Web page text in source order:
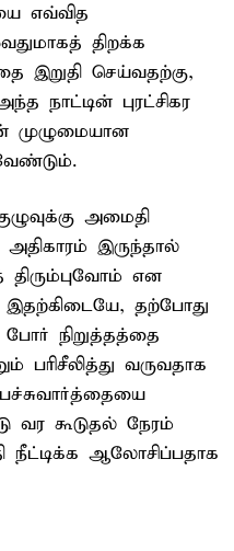
எவ்வித
திறக்க
இறுதி செய்வதற்கு,
நாட்டின் புரட்சிகர
முழுமையான
அமைதி
இருந்தால்
திரும்புவோம் என
இதற்கிடையே, தற்போது
நிறுத்தத்தை
பரிசீலித்து வருவதாக
வர கூடுதல் நேரம்
நீட்டிக்க ஆலோசிப்பதாக